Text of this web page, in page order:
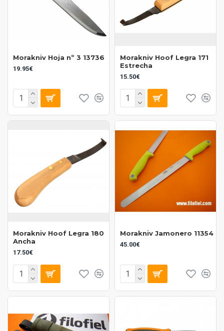
Morakniv Hoja nº 3 13736
19.95€
Morakniv Hoof Legra 171
Estrecha
15.50€
Morakniv Hoof Legra 180
Ancha
17.50€
Morakniv Jamonero 11354
45.00€